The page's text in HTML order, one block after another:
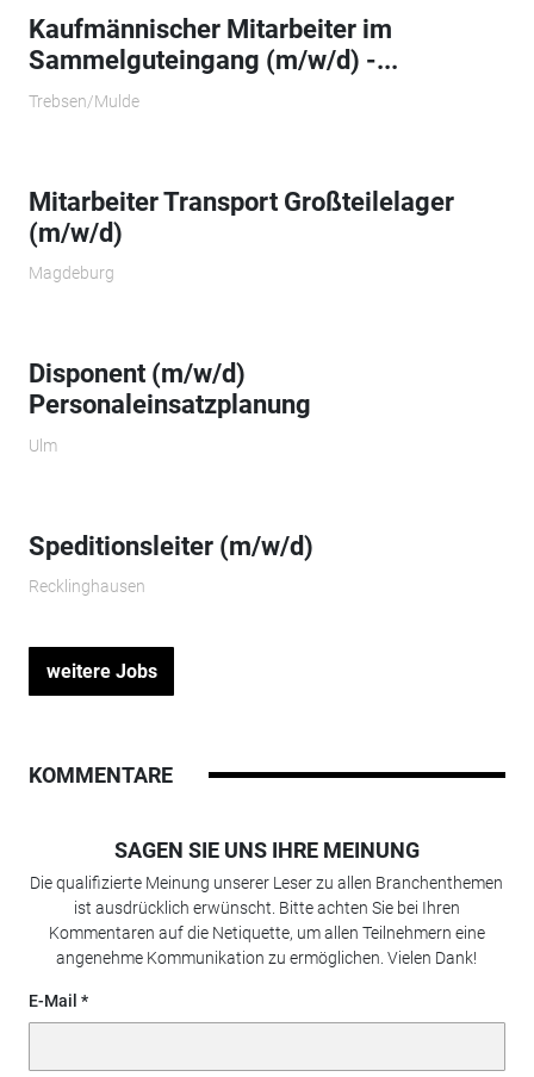
Kaufmännischer Mitarbeiter im
Sammelguteingang (m/w/d) -...
Trebsen/Mulde
Mitarbeiter Transport Großteilelager
(m/w/d)
Magdeburg
Disponent (m/w/d)
Personaleinsatzplanung
Ulm
Speditionsleiter (m/w/d)
Recklinghausen
weitere Jobs
KOMMENTARE
SAGEN SIE UNS IHRE MEINUNG
Die qualifizierte Meinung unserer Leser zu allen Branchenthemen
ist ausdrücklich erwünscht. Bitte achten Sie bei Ihren
Kommentaren auf die Netiquette, um allen Teilnehmern eine
angenehme Kommunikation zu ermöglichen. Vielen Dank!
E-Mail